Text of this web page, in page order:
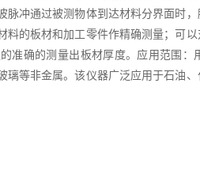
冲通过被测物体到达材料分界面时
的板材和加工零件作精确测量；可
准确的测量出板材厚度。应用范围：
等非金属。该仪器广泛应用于石油